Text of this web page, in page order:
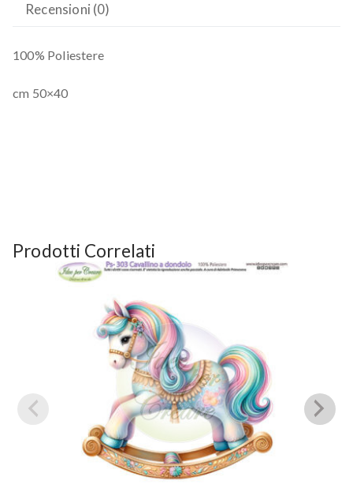
Recensioni (0)
100% Poliestere
cm 50×40
Prodotti Correlati